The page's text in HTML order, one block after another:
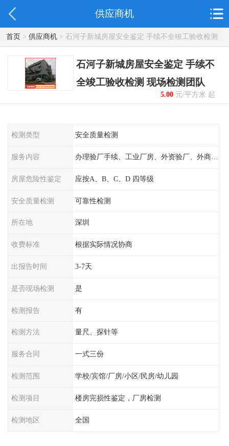
供应商机
首页> 供应商机> 石河子新城房屋安全鉴定 手续不全竣工验收检测
现场检测团队
石河子新城房屋安全鉴定 手续不
全竣工验收检测 现场检测团队
5.00元/平方米 起
检测类型 安全质量检测
服务内容
房屋危险性鉴定 应按A、B、C、D 四等级
安全质量检测 可靠性检测
所在地 深圳
收费标准 根据实际情况协商
出报告时间 3-7天
是否现场检测 是
检测报告 有
检测方法 量尺、探针等
服务合同 一式三份
检测范围 学校/宾馆/厂房/小区/民房/幼儿园
检测项目 楼房完损性鉴定，厂房检测
检测地区 全国